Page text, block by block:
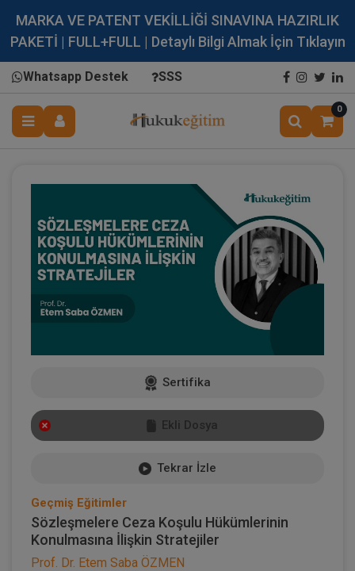
MARKA VE PATENT VEKİLLİĞİ SINAVINA HAZIRLIK
PAKETİ | FULL+FULL | Detaylı Bilgi Almak İçin Tıklayın
Whatsapp Destek SSS
0
Sertifika
Ekli Dosya
Tekrar İzle
Geçmiş Eğitimler
Sözleşmelere Ceza Koşulu Hükümlerinin
Konulmasına İlişkin Stratejiler
Prof. Dr. Etem Saba ÖZMEN